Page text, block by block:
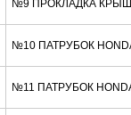
№9 ПРОКЛАДКА
№10 ПАТРУБОК
№11 ПАТРУБОК